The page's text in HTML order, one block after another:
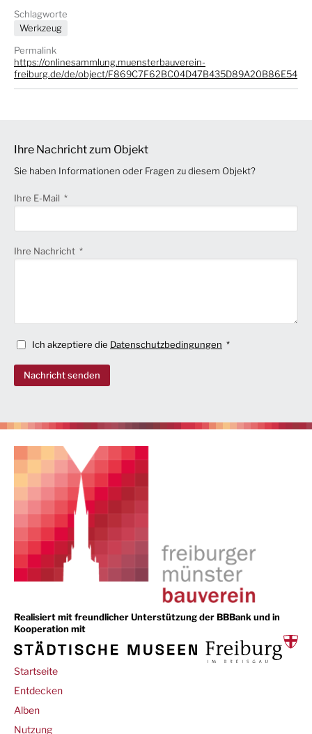
Schlagworte
Werkzeug
Permalink
https://onlinesammlung.muensterbauverein-
freiburg.de/de/object/F869C7F62BC04D47B435D89A20B86E54
Ihre Nachricht zum Objekt
Sie haben Informationen oder Fragen zu diesem Objekt?
Ihre E-Mail
Ihre Nachricht
Ich akzeptiere die Datenschutzbedingungen
Nachricht senden
Realisiert mit freundlicher Unterstützung der BBBank und in
Kooperation mit
Main
navigation
Startseite
Entdecken
Alben
Footer
Nutzung